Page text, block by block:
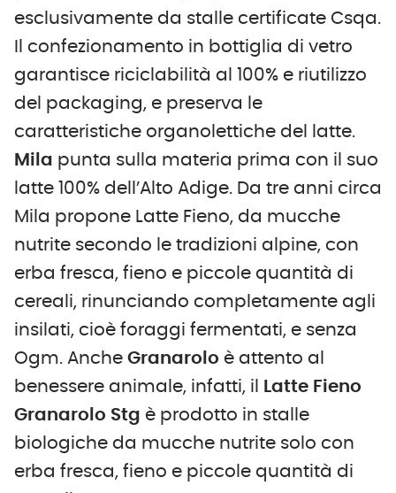
esclusivamente da stalle certificate Csqa.
Il confezionamento in bottiglia di vetro
garantisce riciclabilità al 100% e riutilizzo
del packaging, e preserva le
caratteristiche organolettiche del latte.
Mila punta sulla materia prima con il suo
latte 100% dell’Alto Adige. Da tre anni circa
Mila propone Latte Fieno, da mucche
nutrite secondo le tradizioni alpine, con
erba fresca, fieno e piccole quantità di
cereali, rinunciando completamente agli
insilati, cioè foraggi fermentati, e senza
Ogm. Anche Granarolo è attento al
benessere animale, infatti, il
Latte Fieno
Granarolo Stg è prodotto in stalle
biologiche da mucche nutrite solo con
erba fresca, fieno e piccole quantità di